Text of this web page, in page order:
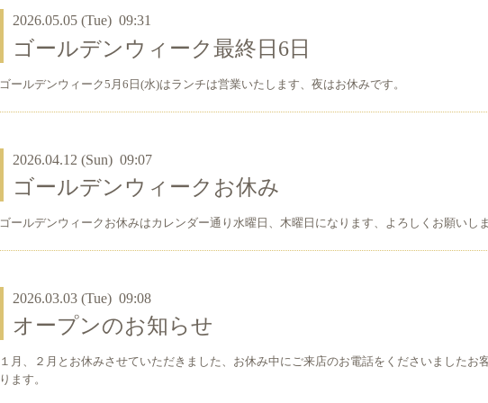
2026.05.05 (Tue) 09:31
ゴールデンウィーク最終日6日
ゴールデンウィーク5月6日(水)はランチは営業いたします、夜はお休みです。
2026.04.12 (Sun) 09:07
ゴールデンウィークお休み
ゴールデンウィークお休みはカレンダー通り水曜日、木曜日になります、よろしくお願いしま
2026.03.03 (Tue) 09:08
オープンのお知らせ
１月、２月とお休みさせていただきました、お休み中にご来店のお電話をくださいました
ります。